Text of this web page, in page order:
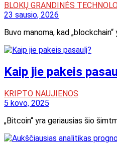
BLOKŲ GRANDINĖS
23 sausio, 2026
Buvo manoma, kad
Kaip jie pakeis
KRIPTO NAUJIENOS
5 kovo, 2025
„Bitcoin“ yra geriausias šio